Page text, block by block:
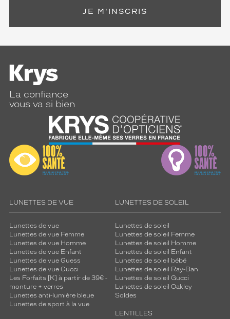
JE M'INSCRIS
La confiance
vous va si bien
LUNETTES DE VUE
Lunettes de vue
Lunettes de vue Femme
Lunettes de vue Homme
Lunettes de vue Enfant
Lunettes de vue Guess
Lunettes de vue Gucci
Les Forfaits [K] à partir de 39€ -
monture + verres
Lunettes anti-lumière bleue
Lunettes de sport à la vue
LUNETTES DE SOLEIL
Lunettes de soleil
Lunettes de soleil Femme
Lunettes de soleil Homme
Lunettes de soleil Enfant
Lunettes de soleil bébé
Lunettes de soleil Ray-Ban
Lunettes de soleil Gucci
Lunettes de soleil Oakley
Soldes
LENTILLES